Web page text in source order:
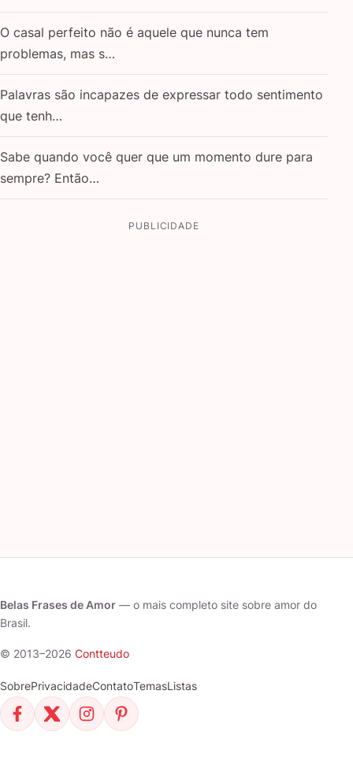
O casal perfeito não é aquele que nunca tem
problemas, mas s…
Palavras são incapazes de expressar todo sentimento
que tenh…
Sabe quando você quer que um momento dure para
sempre? Então…
PUBLICIDADE
Belas Frases de Amor — o mais completo site sobre amor do
Brasil.
© 2013–2026 Contteudo
SobrePrivacidadeContatoTemasListas